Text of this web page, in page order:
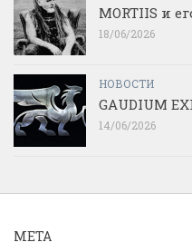
MORTIIS и
18/06/2026
НОВОСТИ
GAUDIUM
14/06/2026
МЕТА